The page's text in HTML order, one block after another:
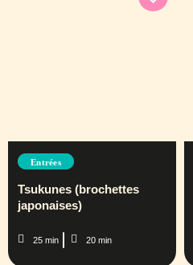
Entrées
Tsukunes (brochettes
japonaises)
25 min 20 min